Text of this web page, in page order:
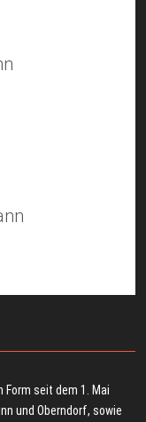
Form seit dem 1. Mai
und Oberndorf, sowie